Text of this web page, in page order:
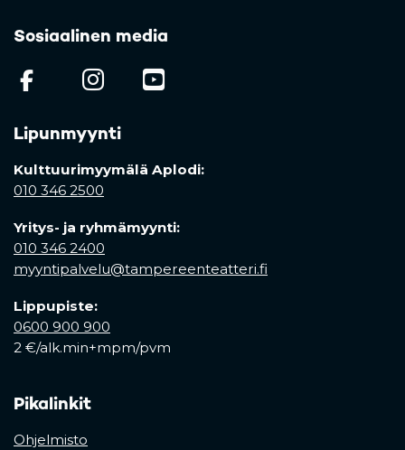
Sosiaalinen media
(opens in a new tab)
(opens in a new tab)
Lipunmyynti
Kulttuurimyymälä Aplodi:
010 346 2500
Yritys- ja ryhmämyynti:
010 346 2400
myyntipalvelu@tampereenteatteri.fi
Lippupiste:
0600 900 900
2 €/alk.min+mpm/pvm
Pikalinkit
Ohjelmisto